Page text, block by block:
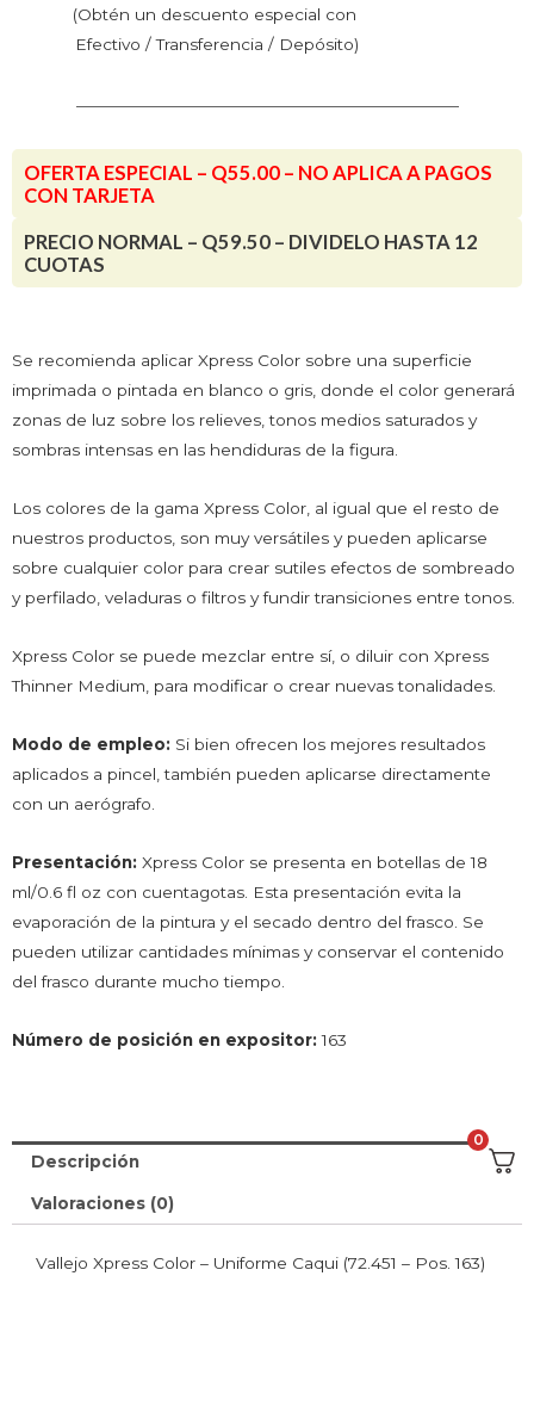
Pos.
163)
(Obtén un descuento especial con
Efectivo / Transferencia / Depósito)
OFERTA ESPECIAL – Q55.00 – NO APLICA A PAGOS
CON TARJETA
PRECIO NORMAL – Q59.50 – DIVIDELO HASTA 12
CUOTAS
Se recomienda aplicar Xpress Color sobre una superficie
imprimada o pintada en blanco o gris, donde el color generará
zonas de luz sobre los relieves, tonos medios saturados y
sombras intensas en las hendiduras de la figura.
Los colores de la gama Xpress Color, al igual que el resto de
nuestros productos, son muy versátiles y pueden aplicarse
sobre cualquier color para crear sutiles efectos de sombreado
y perfilado, veladuras o filtros y fundir transiciones entre tonos.
Xpress Color se puede mezclar entre sí, o diluir con Xpress
Thinner Medium, para modificar o crear nuevas tonalidades.
Modo de empleo: Si bien ofrecen los mejores resultados
aplicados a pincel, también pueden aplicarse directamente
con un aerógrafo.
Presentación: Xpress Color se presenta en botellas de 18
ml/0.6 fl oz con cuentagotas. Esta presentación evita la
evaporación de la pintura y el secado dentro del frasco. Se
pueden utilizar cantidades mínimas y conservar el contenido
del frasco durante mucho tiempo.
Número de posición en expositor:163
Descripción
Valoraciones (0)
Vallejo Xpress Color – Uniforme Caqui (72.451 – Pos. 163)
0